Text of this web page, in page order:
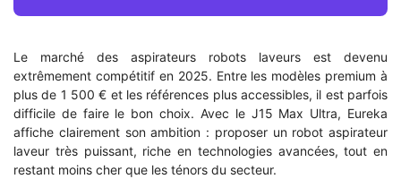
Le marché des aspirateurs robots laveurs est devenu
extrêmement compétitif en 2025. Entre les modèles premium à
plus de 1 500 € et les références plus accessibles, il est parfois
difficile de faire le bon choix. Avec le J15 Max Ultra, Eureka
affiche clairement son ambition : proposer un robot aspirateur
laveur très puissant, riche en technologies avancées, tout en
restant moins cher que les ténors du secteur.